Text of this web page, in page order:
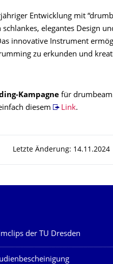
Entwicklung mit
elegantes Design
innovative Instrument
zu erkunden und
Kampagne für
diesem
Link.
Letzte Änderung: 14.11.2024
Dienste
der TU Dresden